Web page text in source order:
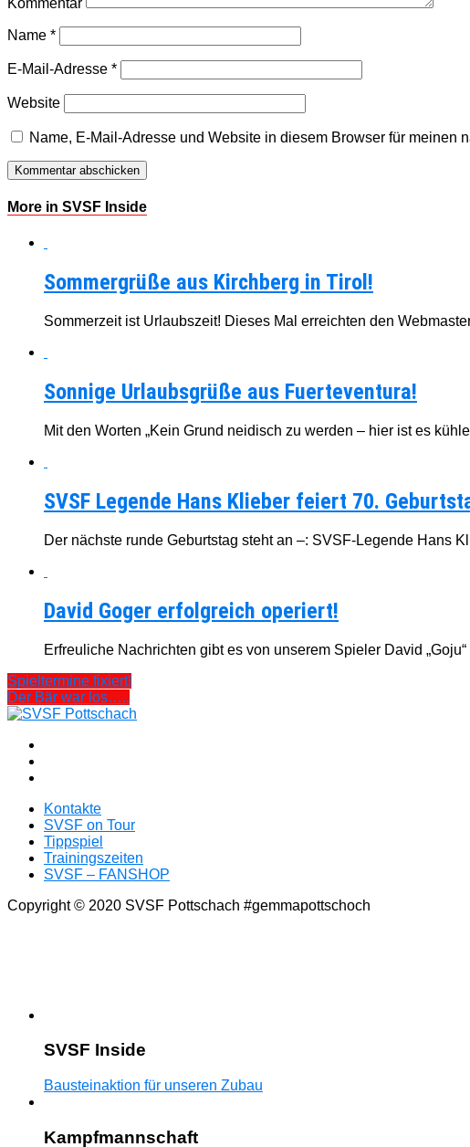
Name *
E-Mail-Adresse *
Website
Name, E-Mail-Adresse und Website in diesem Browser für meinen
More in SVSF Inside
Sommergrüße aus Kirchberg in Tirol!
Sommerzeit ist Urlaubszeit! Dieses Mal erreichten den
Sonnige Urlaubsgrüße aus Fuerteventura!
Mit den Worten „Kein Grund neidisch zu werden – hier ist es
SVSF Legende Hans Klieber feiert 70.
Der nächste runde Geburtstag steht an –: SVSF-Legende Hans
David Goger erfolgreich operiert!
Erfreuliche Nachrichten gibt es von unserem Spieler David
Spieltermine fixiert!
Der Bär war los…..
Kontakte
SVSF on Tour
Tippspiel
Trainingszeiten
SVSF – FANSHOP
Copyright © 2020 SVSF Pottschach #gemmapottschoch
SVSF Inside
Bausteinaktion für unseren Zubau
Kampfmannschaft